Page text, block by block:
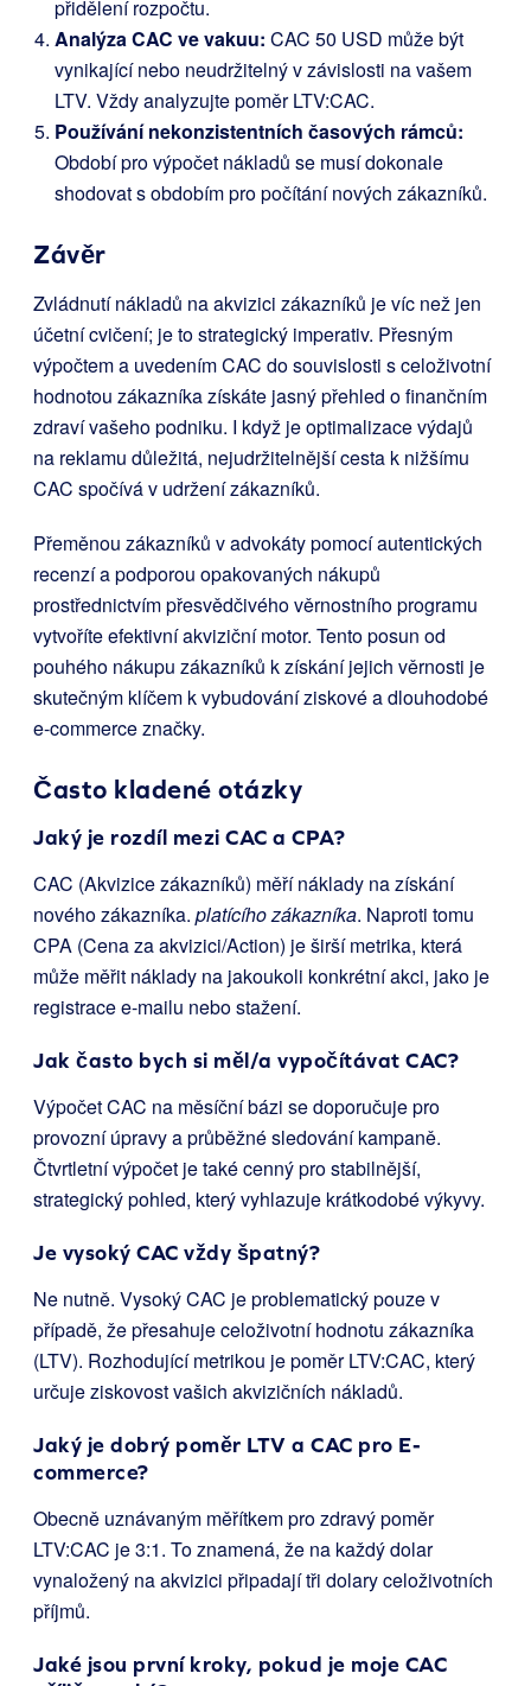
přidělení rozpočtu.
Analýza CAC ve vakuu: CAC 50 USD může být
vynikající nebo neudržitelný v závislosti na vašem
LTV. Vždy analyzujte poměr LTV:CAC.
Používání nekonzistentních časových rámců:
Období pro výpočet nákladů se musí dokonale
shodovat s obdobím pro počítání nových zákazníků.
Závěr
Zvládnutí nákladů na akvizici zákazníků je víc než jen
účetní cvičení; je to strategický imperativ. Přesným
výpočtem a uvedením CAC do souvislosti s celoživotní
hodnotou zákazníka získáte jasný přehled o finančním
zdraví vašeho podniku. I když je optimalizace výdajů
na reklamu důležitá, nejudržitelnější cesta k nižšímu
CAC spočívá v udržení zákazníků.
Přeměnou zákazníků v advokáty pomocí autentických
recenzí a podporou opakovaných nákupů
prostřednictvím přesvědčivého věrnostního programu
vytvoříte efektivní akviziční motor. Tento posun od
pouhého nákupu zákazníků k získání jejich věrnosti je
skutečným klíčem k vybudování ziskové a dlouhodobé
e-commerce značky.
Často kladené otázky
Jaký je rozdíl mezi CAC a CPA?
CAC (Akvizice zákazníků) měří náklady na získání
nového zákazníka. platícího zákazníka. Naproti tomu
CPA (Cena za akvizici/Action) je širší metrika, která
může měřit náklady na jakoukoli konkrétní akci, jako je
registrace e-mailu nebo stažení.
Jak často bych si měl/a vypočítávat CAC?
Výpočet CAC na měsíční bázi se doporučuje pro
provozní úpravy a průběžné sledování kampaně.
Čtvrtletní výpočet je také cenný pro stabilnější,
strategický pohled, který vyhlazuje krátkodobé výkyvy.
Je vysoký CAC vždy špatný?
Ne nutně. Vysoký CAC je problematický pouze v
případě, že přesahuje celoživotní hodnotu zákazníka
(LTV). Rozhodující metrikou je poměr LTV:CAC, který
určuje ziskovost vašich akvizičních nákladů.
Jaký je dobrý poměr LTV a CAC pro E-
commerce?
Obecně uznávaným měřítkem pro zdravý poměr
LTV:CAC je 3:1. To znamená, že na každý dolar
vynaložený na akvizici připadají tři dolary celoživotních
příjmů.
Jaké jsou první kroky, pokud je moje CAC